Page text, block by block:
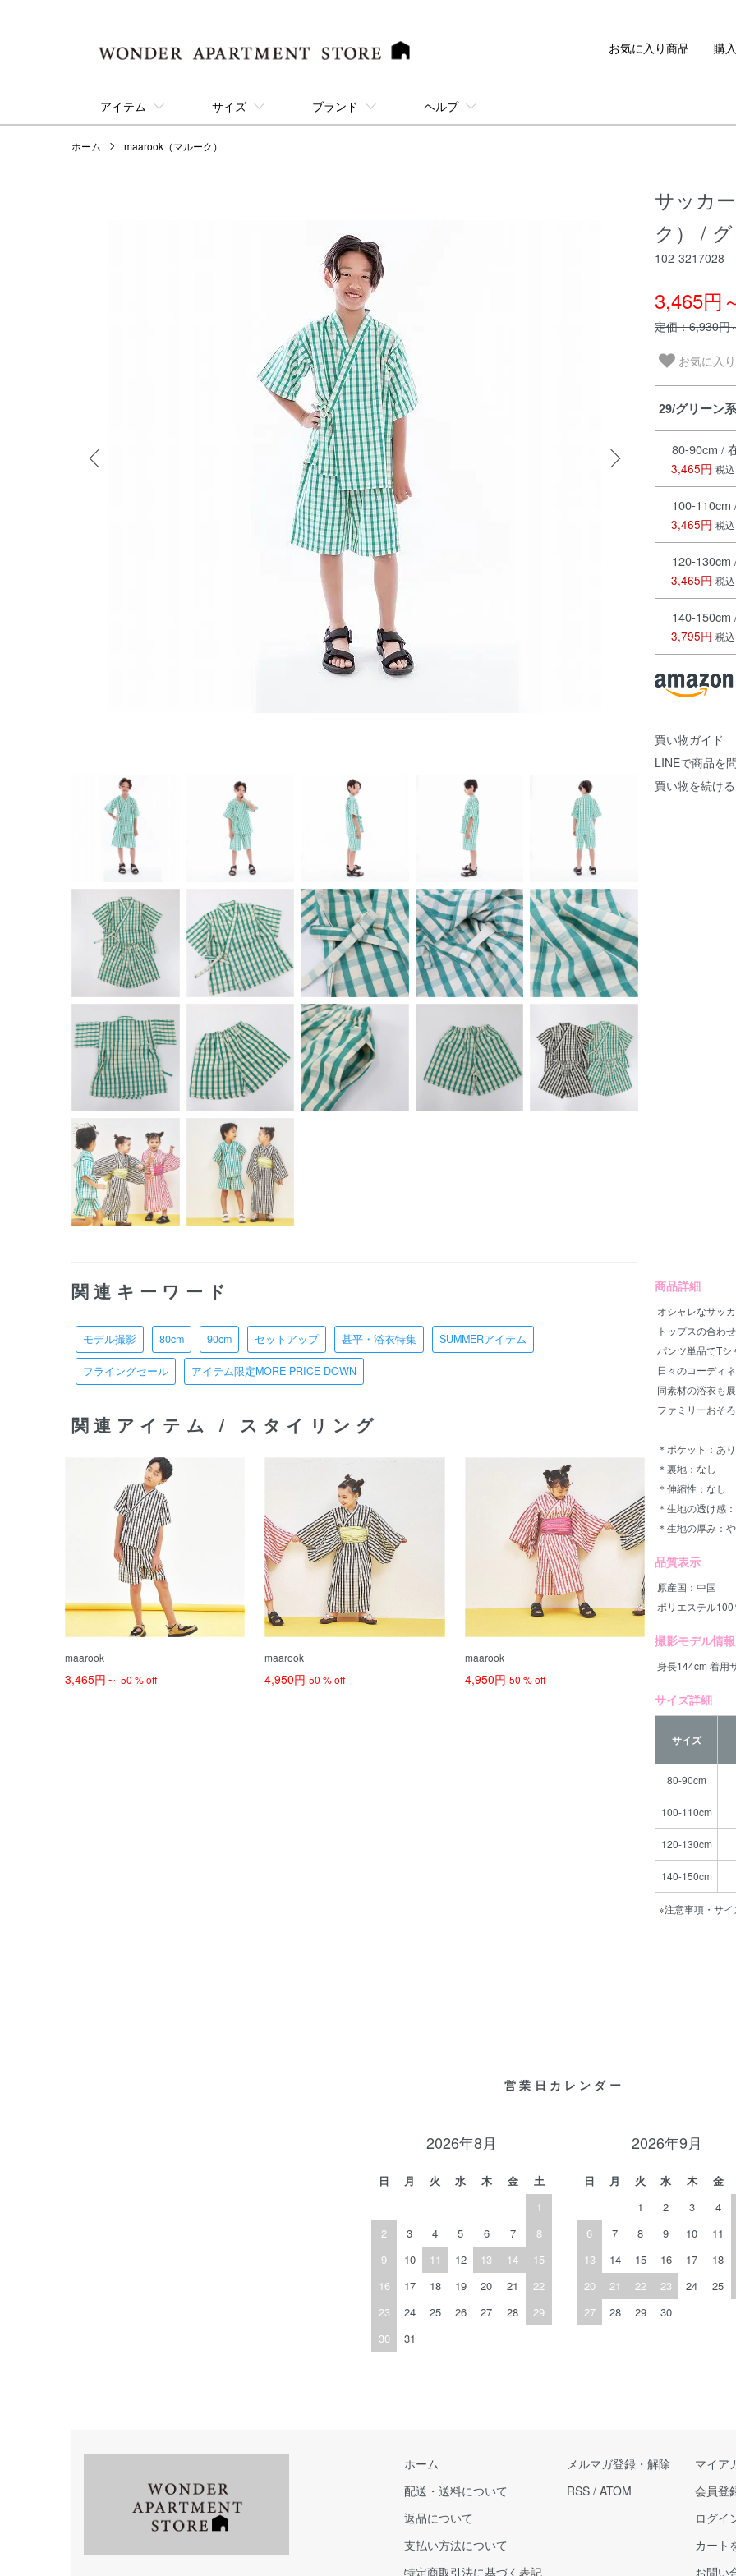
アイテム サイズ ブランド ヘルプ
お気に入り商品 購
ホーム maarook（マルーク）
サッカ
ク） /
102-3217028
3,465円
定価：6,930円
お気に入り
29/グリーン系
80-90cm /
3,465円 税込
100-110cm
3,465円 税込
120-130cm
3,465円 税込
140-150cm
3,795円 税込
買い物ガイド
LINEで商品を
買い物を続ける
商品詳細
オシャレなサッ
トップスの合わ
パンツ単品でTシ
日々のコーディ
同素材の浴衣も
ファミリーおそ
＊ポケット：あり
＊裏地：なし
＊伸縮性：なし
＊生地の透け感
＊生地の厚み：
品質表示
原産国：中国
ポリエステル100
撮影モデル情報
身長144cm 着用
サイズ詳細
サイズ
80-90cm
100-110cm
120-130cm
140-150cm
※注意事項・サ
関連キーワード
モデル撮影 80cm 90cm セットアップ 甚平・浴衣特集 SUMMERアイテム
フライングセール アイテム限定MORE PRICE DOWN
関連アイテム / スタイリング
maarook
3,465円～ 50 % off
maarook
4,950円50 % off
maarook
4,950円 50 % off
営業日カレンダー
2026年8月
日 月 火 水 木 金
土
1
2
3 4 5 6 7
8
9
10 11 12 13 14
15
16
17 18 19 20 21
22
23
24 25 26 27 28
29
30
31
2026年9月
日 月 火 水 木 金
1
2 3 4
6
7 8 9 10 11
13
14 15 16 17 18
20
21 22 23 24 25
27
28 29 30
ホーム
配送・送料について
返品について
支払い方法について
特定商取引法に基づく表記
メルマガ登録・解除
RSS / ATOM
マイア
会員登
ログイ
カート
お問い